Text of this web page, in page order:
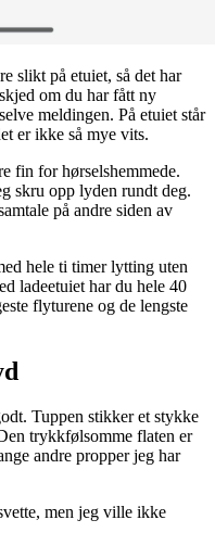
slikt på etuiet, så det har
om du har fått ny
meldingen. På etuiet står
er ikke så mye vits.
fin for hørselshemmede.
skru opp lyden rundt deg.
på andre siden av
hele ti timer lytting uten
ladeetuiet har du hele 40
flyturene og de lengste
Tuppen stikker et stykke
trykkfølsomme flaten er
andre propper jeg har
men jeg ville ikke